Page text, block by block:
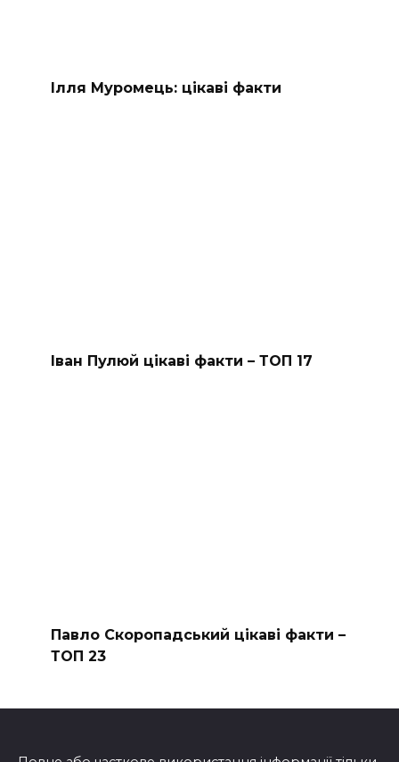
Ілля Муромець: цікаві факти
Іван Пулюй цікаві факти – ТОП 17
Павло Скоропадський цікаві факти –
ТОП 23